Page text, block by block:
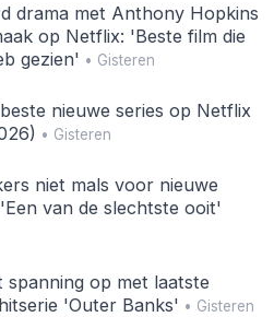
drama met Anthony Hopkins
op Netflix: 'Beste film die
gezien' • Gisteren
nieuwe series op Netflix
• Gisteren
niet mals voor nieuwe
van de slechtste ooit'
op met laatste
'Outer Banks' • Gisteren